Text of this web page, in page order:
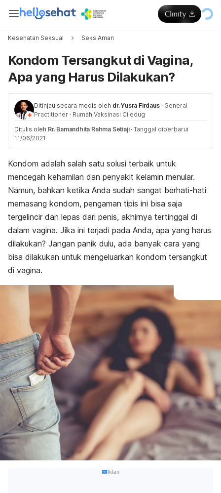
Kesehatan Seksual Seks Aman
Kondom Tersangkut di Vagina,
Apa yang Harus Dilakukan?
Ditinjau secara medis oleh dr. Yusra Firdaus · General
Practitioner · Rumah Vaksinasi Ciledug
Ditulis oleh Rr. Bamandhita Rahma Setiaji · Tanggal diperbarui
11/06/2021
Kondom adalah salah satu solusi terbaik untuk
mencegah kehamilan dan penyakit kelamin menular.
Namun, bahkan ketika Anda sudah sangat berhati-hati
memasang kondom, pengaman tipis ini bisa saja
tergelincir dan lepas dari penis, akhirnya tertinggal di
dalam vagina. Jika ini terjadi pada Anda, apa yang harus
dilakukan? Jangan panik dulu, ada banyak cara yang
bisa dilakukan untuk mengeluarkan kondom tersangkut
di vagina.
Iklan